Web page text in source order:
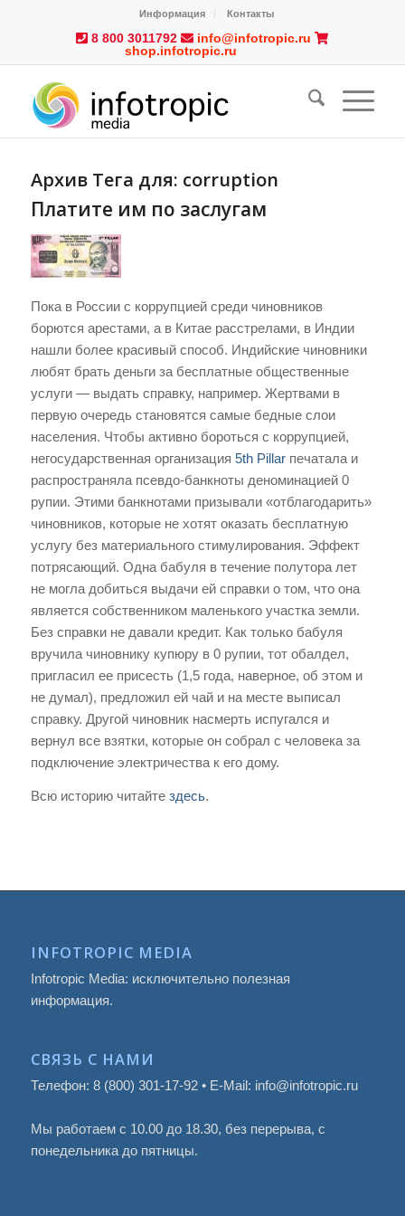
Информация Контакты
8 800 3011792
info@infotropic.ru
shop.infotropic.ru
Архив Тега для: corruption
Платите им по заслугам
Пока в России с коррупцией среди чиновников
борются арестами, а в Китае расстрелами, в Индии
нашли более красивый способ. Индийские чиновники
любят брать деньги за бесплатные общественные
услуги — выдать справку, например. Жертвами в
первую очередь становятся самые бедные слои
населения. Чтобы активно бороться с коррупцией,
негосударственная организация 5th Pillarпечатала и
распространяла псевдо-банкноты деноминацией 0
рупии. Этими банкнотами призывали «отблагодарить»
чиновников, которые не хотят оказать бесплатную
услугу без материального стимулирования. Эффект
потрясающий. Одна бабуля в течение полутора лет
не могла добиться выдачи ей справки о том, что она
является собственником маленького участка земли.
Без справки не давали кредит. Как только бабуля
вручила чиновнику купюру в 0 рупии, тот обалдел,
пригласил ее присесть (1,5 года, наверное, об этом и
не думал), предложил ей чай и на месте выписал
справку. Другой чиновник насмерть испугался и
вернул все взятки, которые он собрал с человека за
подключение электричества к его дому.
Всю историю читайте здесь.
INFOTROPIC MEDIA
Infotropic Media: исключительно полезная
информация.
СВЯЗЬ С НАМИ
Телефон: 8 (800) 301-17-92 • E-Mail: info@infotropic.ru
Мы работаем с 10.00 до 18.30, без перерыва, с
понедельника до пятницы.